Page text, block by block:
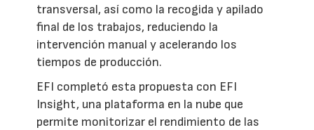
transversal, así como la recogida y apilado
final de los trabajos, reduciendo la
intervención manual y acelerando los
tiempos de producción.
EFI completó esta propuesta con EFI
Insight, una plataforma en la nube que
permite monitorizar el rendimiento de las